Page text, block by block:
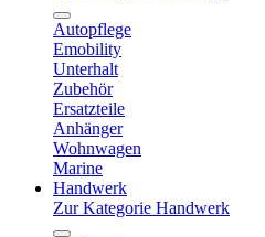
Autopflege
Emobility
Unterhalt
Zubehör
Ersatzteile
Anhänger
Wohnwagen
Marine
Handwerk
Zur Kategorie Handwerk